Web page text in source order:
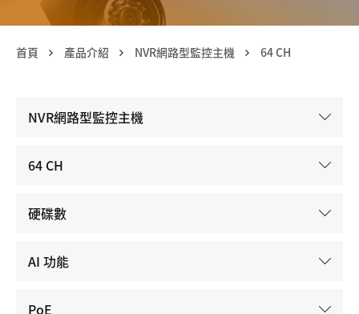
首頁 產品介紹 NVR網路型監控主機 64 CH